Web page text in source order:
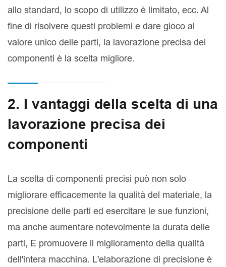
allo standard, lo scopo di utilizzo è limitato, ecc. Al
fine di risolvere questi problemi e dare gioco al
valore unico delle parti, la lavorazione precisa dei
componenti è la scelta migliore.
2. I vantaggi della scelta di una
lavorazione precisa dei
componenti
La scelta di componenti precisi può non solo
migliorare efficacemente la qualità del materiale, la
precisione delle parti ed esercitare le sue funzioni,
ma anche aumentare notevolmente la durata delle
parti, E promuovere il miglioramento della qualità
dell'intera macchina. L'elaborazione di precisione è